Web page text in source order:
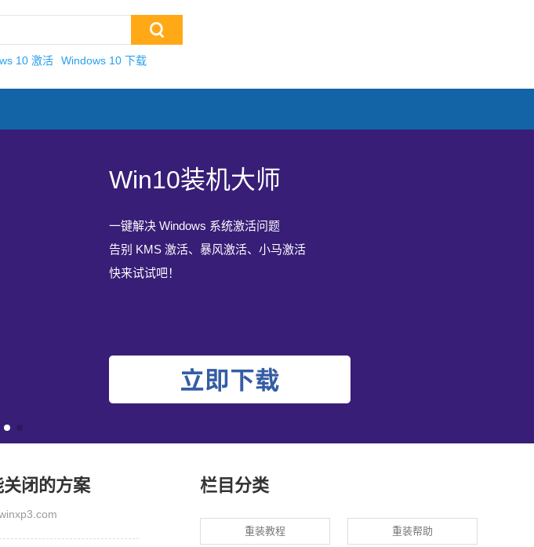
10 激活 Windows 10 下载
Win 10 官方原版系统下载
迄今为止最新版的微软官方软件
Windows 10 升级助手一键升级 Win10 系统
使用 Win10 专业版，操作更加出色
Win10一键重装系统软件下载
系统之家健重装软件是款全新设计专为Wndows10系统匹配开发
的系统重装工具
通过使用系统之家健重装软件,您可以直接在线进行重装系统而
Win10装机大师
一键解决 Windows 系统激活问题
告别 KMS 激活、暴风激活、小马激活
快来试试吧！
Win 10 官方原版系统下载
迄今为止最新版的微软官方软件
Windows 10 升级助手一键升级 Win10 系统
使用 Win10 专业版，操作更加出色
Win10一键重装系统软件下载
系统之家健重装软件是款全新设计专为Wndows10系统匹配开发
的系统重装工具
通过使用系统之家健重装软件,您可以直接在线进行重装系统而
闭的方案 栏目分类
重装教程 重装帮助